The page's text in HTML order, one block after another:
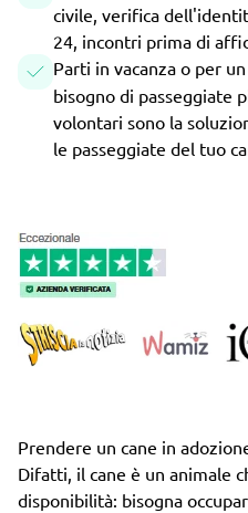
civile, verifica
24, incontri prima di
Parti in vacanza o per un
bisogno di passeggiate
volontari sono la
le passeggiate del tuo
Prendere un cane in
Difatti, il cane è un animale
disponibilità: bisogna